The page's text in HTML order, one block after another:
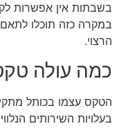
בשבתות אין אפשרות
במקרה כזה תוכלו
הרצוי.
כמה עולה
הטקס עצמו בכותל
בעלויות השירותים